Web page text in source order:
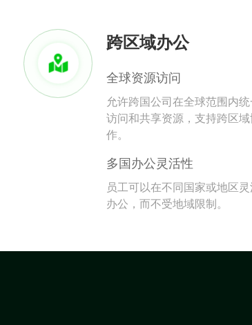
跨区域办公
全球资源访问
允许跨国公司在全球范围内
访问和共享资源，支持跨区
作。
多国办公灵活性
员工可以在不同国家或地区
办公，而不受地域限制。